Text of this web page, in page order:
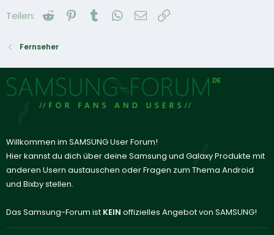
Teilen: Reddit Pinterest
Tumblr WhatsApp
E-Mail
Fernseher
Willkommen im SAMSUNG User Forum!
Hier kannst du dich über deine Samsung und Galaxy Produkte mit
anderen Usern austauschen oder Fragen zum Thema Android
und Bixby stellen.
Das Samsung-Forum ist KEIN offizielles Angebot von SAMSUNG!